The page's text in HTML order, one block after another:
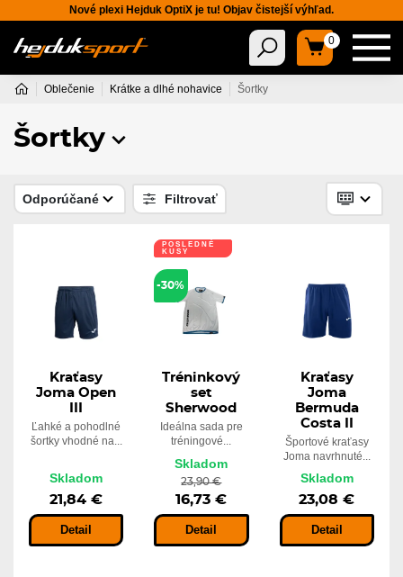
Nové plexi Hejduk OptiX je tu! Objav čistejší výhľad.
0
Oblečenie Krátke a dlhé nohavice Šortky
Šortky
Odporúčané Filtrovať
Kraťasy
Joma Open
Ľahké a pohodlné
šortky vhodné na...
Skladom
21,84 €
Detail
POSLEDNÉ
KUSY
-30%
Tréninkový
set
Sherwood
Ideálna sada pre
tréningové...
Skladom
23,90 €
16,73 €
Detail
Kraťasy
Joma
Bermuda
Costa II
Športové kraťasy
Joma navrhnuté...
Skladom
23,08 €
Detail